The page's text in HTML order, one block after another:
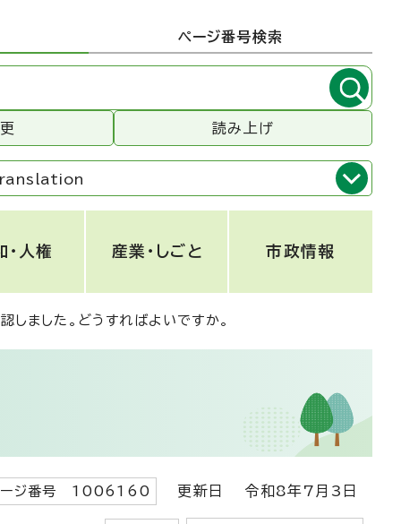
ページ番号検索
読み上げ
・人権 産業・しごと 市政情報
ました。どうすればよいですか。
ージ番号 1006160 更新日 令和8年7月3日